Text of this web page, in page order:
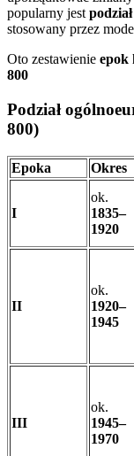
popularny jest
stosowany przez
Oto zestawienie epok
800
Podział
800)
Epoka Okres
I
ok.
1835–
1920
II
ok.
1920–
1945
III
ok.
1945–
1970